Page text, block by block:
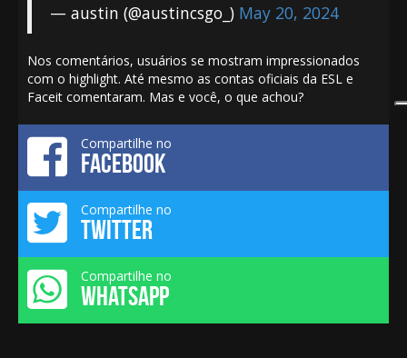
— austin (@austincsgo_) May 20, 2024
Nos comentários, usuários se mostram impressionados
com o highlight. Até mesmo as contas oficiais da ESL e
Faceit comentaram. Mas e você, o que achou?
Compartilhe no
FACEBOOK
Compartilhe no
TWITTER
Compartilhe no
WHATSAPP